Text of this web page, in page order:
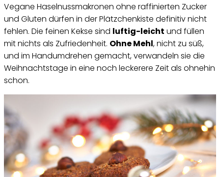
Vegane Haselnussmakronen ohne raffinierten Zucker
und Gluten dürfen in der Plätzchenkiste definitiv nicht
fehlen. Die feinen Kekse sind luftig-leicht und füllen
mit nichts als Zufriedenheit. Ohne Mehl, nicht zu süß,
und im Handumdrehen gemacht, verwandeln sie die
Weihnachtstage in eine noch leckerere Zeit als ohnehin
schon.